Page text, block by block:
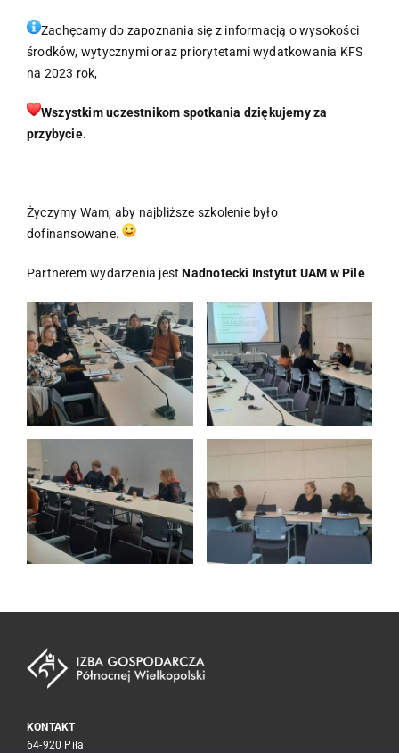
Zachęcamy do zapoznania się z informacją o wysokości
środków, wytycznymi oraz priorytetami wydatkowania KFS
na 2023 rok,
Wszystkim uczestnikom spotkania dziękujemy za
przybycie.
Życzymy Wam, aby najbliższe szkolenie było
dofinansowane.
Partnerem wydarzenia jestNadnotecki Instytut UAM w Pile
KONTAKT
64-920 Piła